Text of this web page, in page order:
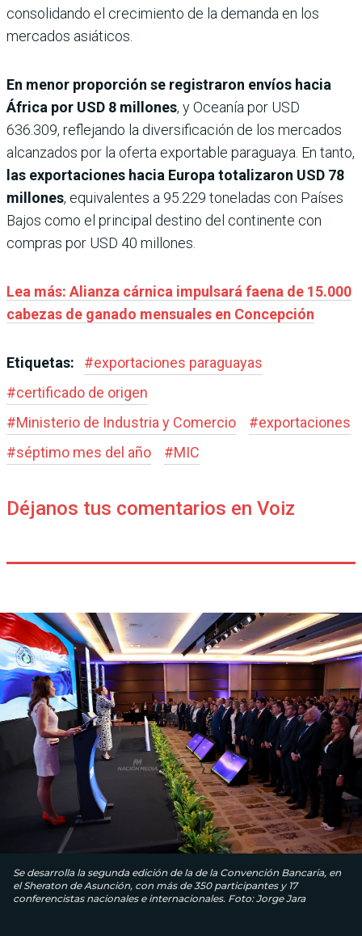
consolidando el crecimiento de la demanda en los
mercados asiáticos.
En menor proporción se registraron envíos hacia
África por USD 8 millones, y Oceanía por USD
636.309, reflejando la diversificación de los mercados
alcanzados por la oferta exportable paraguaya. En tanto,
las exportaciones hacia Europa totalizaron USD 78
millones, equivalentes a 95.229 toneladas con Países
Bajos como el principal destino del continente con
compras por USD 40 millones.
Lea más: Alianza cárnica impulsará faena de 15.000
cabezas de ganado mensuales en Concepción
Etiquetas: #exportaciones paraguayas
#certificado de origen
#Ministerio de Industria y Comercio #exportaciones
#séptimo mes del año #MIC
Déjanos tus comentarios en Voiz
Se desarrolla la segunda edición de la de la Convención Bancaria, en
el Sheraton de Asunción, con más de 350 participantes y 17
conferencistas nacionales e internacionales. Foto: Jorge Jara